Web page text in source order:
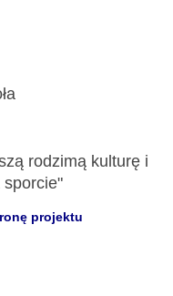
rodzimą kulturę i
sporcie"
projektu